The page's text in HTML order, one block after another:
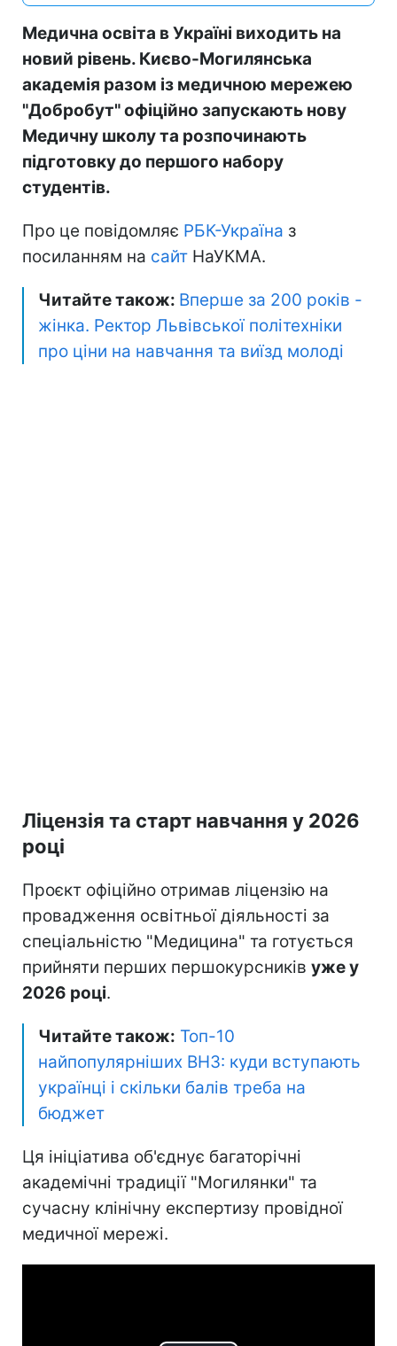
Медична освіта в Україні виходить на
новий рівень. Києво-Могилянська
академія разом із медичною мережею
"Добробут" офіційно запускають нову
Медичну школу та розпочинають
підготовку до першого набору
студентів.
Про це повідомляє РБК-Україна з
посиланням на сайт НаУКМА.
Читайте також: Вперше за 200 років -
жінка. Ректор Львівської політехніки
про ціни на навчання та виїзд молоді
Ліцензія та старт навчання у 2026
році
Проєкт офіційно отримав ліцензію на
провадження освітньої діяльності за
спеціальністю "Медицина" та готується
прийняти перших першокурсників уже у
2026 році.
Читайте також: Топ-10
найпопулярніших ВНЗ: куди вступають
українці і скільки балів треба на
бюджет
Ця ініціатива об'єднує багаторічні
академічні традиції "Могилянки" та
сучасну клінічну експертизу провідної
медичної мережі.